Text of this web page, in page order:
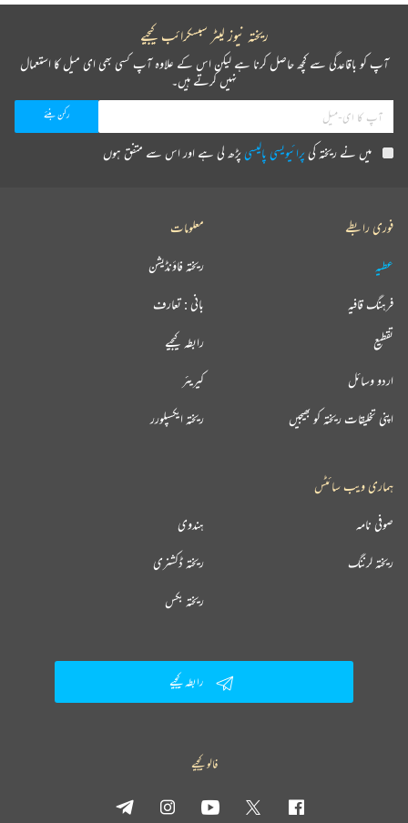
ریختہ نیوز لیٹر سبسکرائب کیجیے
آپ کو باقاعدگی سے کچھ حاصل کرنا ہے لیکن اس کے علاوہ آپ کسی بھی ای میل کا استعمال
نہیں کرتے ہیں۔
میں نے ریختہ کیپرائیویسی پالیسیپڑھ لی ہے اور اس سے متفق ہوں
فوری رابطے
عطیہ
فرہنگ قافیہ
تقطیع
اردو وسائل
اپنی تخلیقات ریختہ کو بھیجیں
معلومات
ریختہ فاؤنڈیشن
بانی : تعارف
رابطہ کیجیے
کیریئر
ریختہ ایکسپلورر
ہماری ویب سائٹس
ہندوی صوفی نامہ
ریختہ ڈکشنری ریختہ لرننگ
ریختہ بکس
رابطہ کیجیے
فالو کیجیے